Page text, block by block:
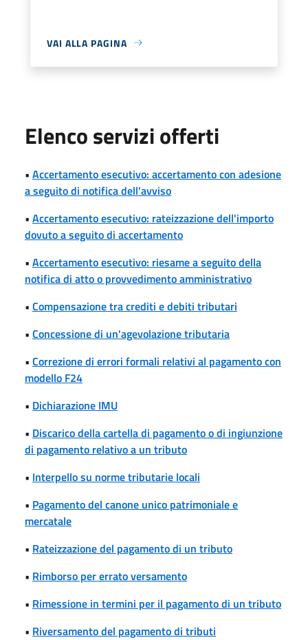
VAI ALLA PAGINA
Elenco servizi offerti
• Accertamento esecutivo: accertamento con adesione
a seguito di notifica dell'avviso
• Accertamento esecutivo: rateizzazione dell'importo
dovuto a seguito di accertamento
• Accertamento esecutivo: riesame a seguito della
notifica di atto o provvedimento amministrativo
• Compensazione tra crediti e debiti tributari
• Concessione di un'agevolazione tributaria
• Correzione di errori formali relativi al pagamento con
modello F24
• Dichiarazione IMU
• Discarico della cartella di pagamento o di ingiunzione
di pagamento relativo a un tributo
• Interpello su norme tributarie locali
• Pagamento del canone unico patrimoniale e
mercatale
• Rateizzazione del pagamento di un tributo
• Rimborso per errato versamento
• Rimessione in termini per il pagamento di un tributo
• Riversamento del pagamento di tributi